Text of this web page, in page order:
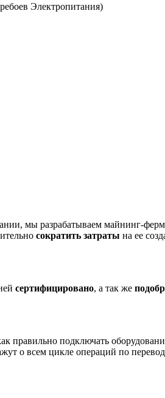
Электропитания)
мы разрабатываем майнинг-
сократить затраты на ее
сертифицировано, а так же
правильно подключать
о всем цикле операций по